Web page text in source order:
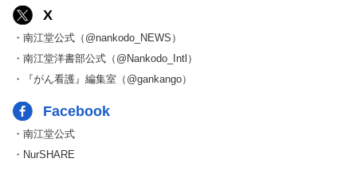
X
・南江堂公式（@nankodo_NEWS）
・南江堂洋書部公式（@Nankodo_Intl）
・『がん看護』編集室（@gankango）
Facebook
・南江堂公式
・NurSHARE